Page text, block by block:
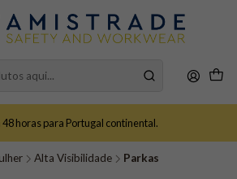
48 horas para Portugal continental.
Alta Visibilidade Parkas